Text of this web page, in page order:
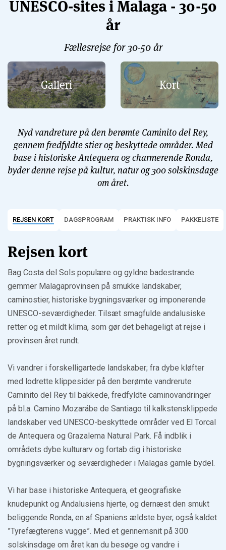
UNESCO-sites i Malaga - 30-50
år
Fællesrejse for 30-50 år
Galleri Kort
Nyd vandreture på den berømte Caminito del Rey,
gennem fredfyldte stier og beskyttede områder. Med
base i historiske Antequera og charmerende Ronda,
byder denne rejse på kultur, natur og 300 solskinsdage
om året.
REJSEN KORT DAGSPROGRAM PRAKTISK INFO PAKKELISTE
Rejsen kort
Bag Costa del Sols populære og gyldne badestrande
gemmer Malagaprovinsen på smukke landskaber,
caminostier, historiske bygningsværker og imponerende
UNESCO-seværdigheder. Tilsæt smagfulde andalusiske
retter og et mildt klima, som gør det behageligt at rejse i
provinsen året rundt.
Vi vandrer i forskelligartede landskaber; fra dybe kløfter
med lodrette klippesider på den berømte vandrerute
Caminito del Rey til bakkede, fredfyldte caminovandringer
på bl.a. Camino Mozarábe de Santiago til kalkstensklippede
landskaber ved UNESCO-beskyttede områder ved El Torcal
de Antequera og Grazalema Natural Park. Få indblik i
områdets dybe kulturarv og fortab dig i historiske
bygningsværker og seværdigheder i Malagas gamle bydel.
Vi har base i historiske Antequera, et geografiske
knudepunkt og Andalusiens hjerte, og dernæst den smukt
beliggende Ronda, en af Spaniens ældste byer, også kaldet
”Tyrefægterens vugge”. Med et gennemsnit på 300
solskinsdage om året kan du besøge og vandre i